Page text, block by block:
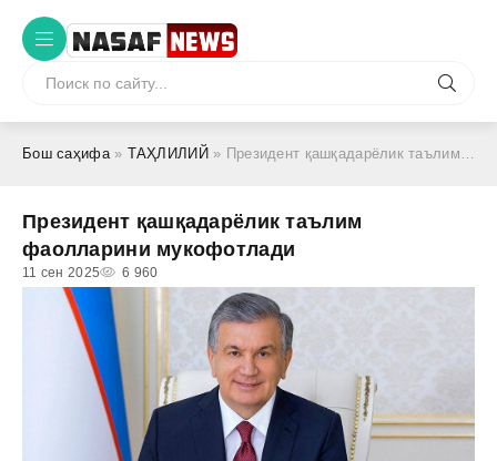
Бош саҳифа» ТАҲЛИЛИЙ » Президент қашқадарёлик таълим фаолларини мукофотлади
Президент қашқадарёлик таълим
фаолларини мукофотлади
11 сен 2025 6 960